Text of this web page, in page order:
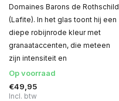
Domaines Barons de Rothschild
(Lafite). In het glas toont hij een
diepe robijnrode kleur met
granaataccenten, die meteen
zijn intensiteit en
Op voorraad
€49,95
Incl. btw